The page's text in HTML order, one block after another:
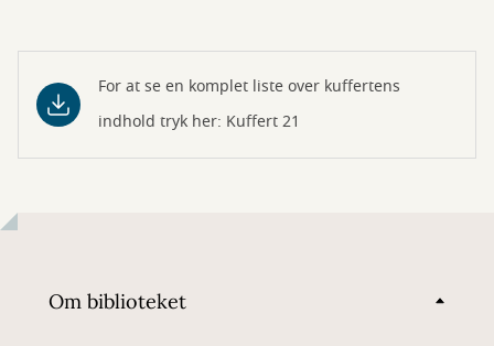
For at se en komplet liste over kuffertens
indhold tryk her: Kuffert 21
Om biblioteket